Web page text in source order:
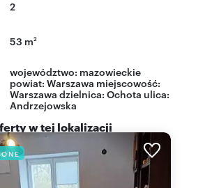
2
53 m2
województwo: mazowieckie
powiat: Warszawa miejscowość:
Warszawa dzielnica: Ochota ulica:
Andrzejowska
w tej lokalizacji